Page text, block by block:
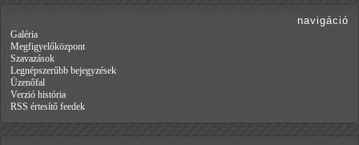
navigáció
Galéria
Megfigyelőközpont
Szavazások
Legnépszerűbb bejegyzések
Üzenőfal
Verzió história
RSS értesítő feedek